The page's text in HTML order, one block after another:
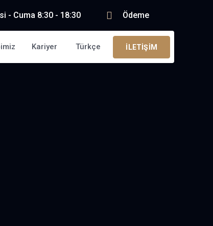
- Cuma 8:30 - 18:30 Ödeme
Kariyer Türkçe İLETIŞIM